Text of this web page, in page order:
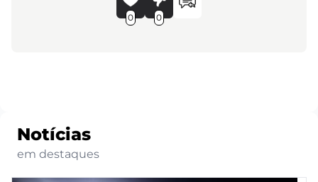
0 0
Notícias
em destaques